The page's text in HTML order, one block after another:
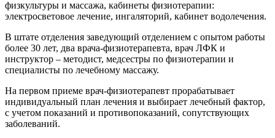
физкультуры и массажа, кабинеты физиотерапии:
электросветовое лечение, ингаляторий, кабинет водолечения.
В штате отделения заведующий отделением с опытом работы
более 30 лет, два врача-физиотерапевта, врач ЛФК и
инструктор – методист, медсестры по физиотерапии и
специалисты по лечебному массажу.
На первом приеме врач-физиотерапевт прорабатывает
индивидуальный план лечения и выбирает лечебный фактор,
с учетом показаний и противопоказаний, сопутствующих
заболеваний.